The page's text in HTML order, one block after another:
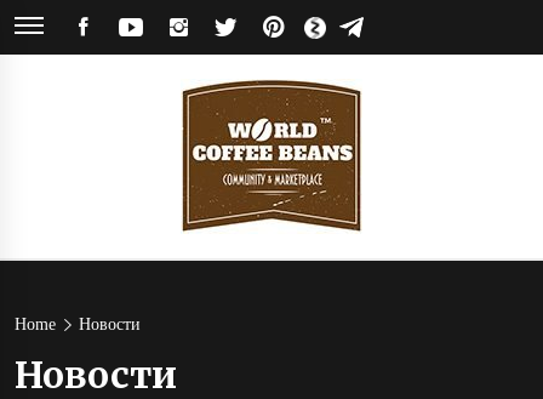
Skip
INSTAGRAM
TWITTERPINTEREST
ЯНДЕКСTELEGRAM
World
Home Новости
Новости